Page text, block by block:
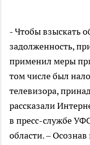
- Чтобы взыскать
задолженность,
применил меры
том числе был
телевизора,
рассказали
в пресс-службе
области. –